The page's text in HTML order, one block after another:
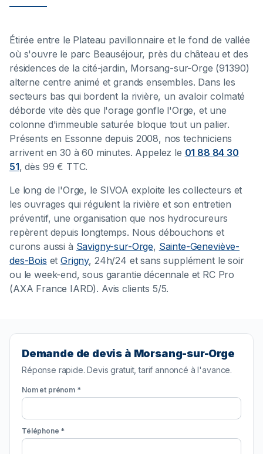
Étirée entre le Plateau pavillonnaire et le fond de vallée
où s'ouvre le parc Beauséjour, près du château et des
résidences de la cité-jardin, Morsang-sur-Orge (91390)
alterne centre animé et grands ensembles. Dans les
secteurs bas qui bordent la rivière, un avaloir colmaté
déborde vite dès que l'orage gonfle l'Orge, et une
colonne d'immeuble saturée bloque tout un palier.
Présents en Essonne depuis 2008, nos techniciens
arrivent en 30 à 60 minutes. Appelez le 01 88 84 30
51, dès 99 € TTC.
Le long de l'Orge, le SIVOA exploite les collecteurs et
les ouvrages qui régulent la rivière et son entretien
préventif, une organisation que nos hydrocureurs
repèrent depuis longtemps. Nous débouchons et
curons aussi à Savigny-sur-Orge, Sainte-Geneviève-
des-Bois etGrigny, 24h/24 et sans supplément le soir
ou le week-end, sous garantie décennale et RC Pro
(AXA France IARD). Avis clients 5/5.
Demande de devis à Morsang-sur-Orge
Réponse rapide. Devis gratuit, tarif annoncé à l'avance.
Nom et prénom *
Téléphone *